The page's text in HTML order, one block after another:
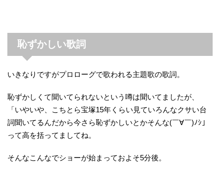
恥ずかしい歌詞
いきなりですがプロローグで歌われる主題歌の歌詞。
恥ずかしくて聞いてられないという噂は聞いてましたが、
「いやいや、こちとら宝塚15年くらい見ていろんなクサい台
詞聞いてるんだから今さら恥ずかしいとかそんな(￣∀￣)ﾉｼ」
って高を括ってましてね。
そんなこんなでショーが始まっておよそ5分後。